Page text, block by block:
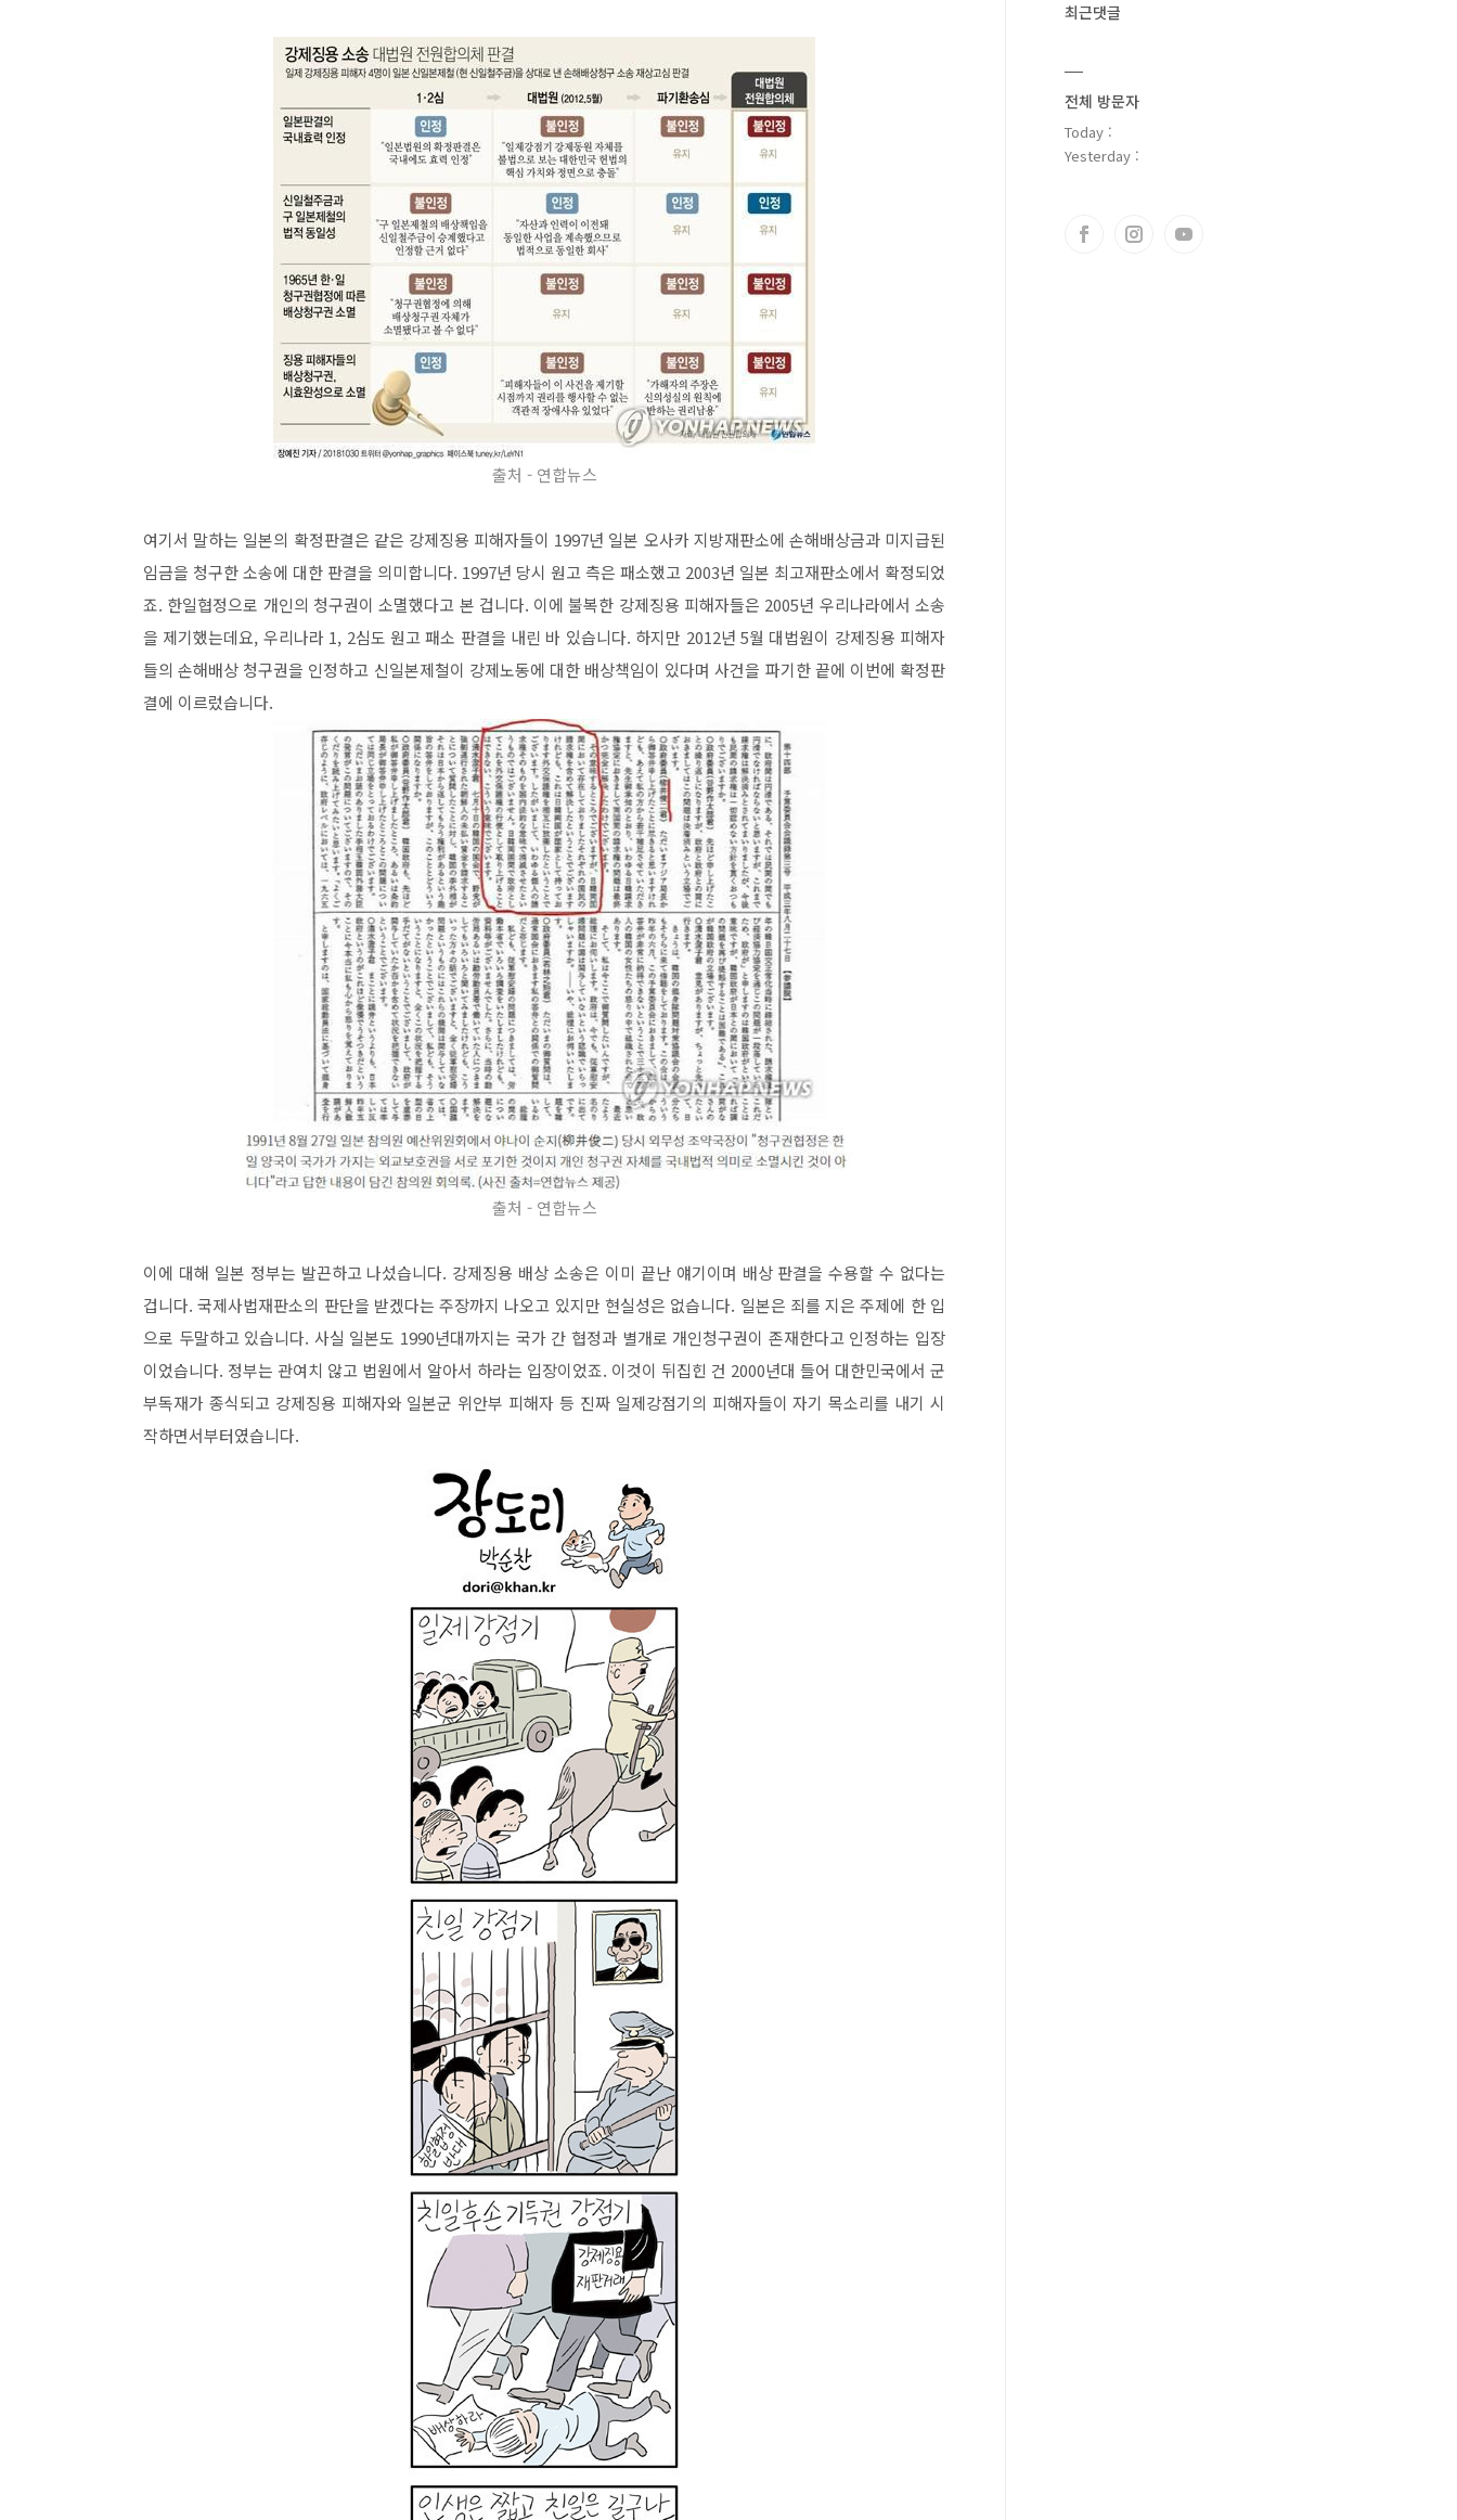
출처 - 연합뉴스
여기서 말하는 일본의 확정판결은 같은 강제징용 피해자들이 1997년 일본 오사카 지방재판소에 손해배상금과 미지급된
임금을 청구한 소송에 대한 판결을 의미합니다. 1997년 당시 원고 측은 패소했고 2003년 일본 최고재판소에서 확정되었
죠. 한일협정으로 개인의 청구권이 소멸했다고 본 겁니다. 이에 불복한 강제징용 피해자들은 2005년 우리나라에서 소송
을 제기했는데요, 우리나라 1, 2심도 원고 패소 판결을 내린 바 있습니다. 하지만 2012년 5월 대법원이 강제징용 피해자
들의 손해배상 청구권을 인정하고 신일본제철이 강제노동에 대한 배상책임이 있다며 사건을 파기한 끝에 이번에 확정판
결에 이르렀습니다.
출처 - 연합뉴스
이에 대해 일본 정부는 발끈하고 나섰습니다. 강제징용 배상 소송은 이미 끝난 얘기이며 배상 판결을 수용할 수 없다는
겁니다. 국제사법재판소의 판단을 받겠다는 주장까지 나오고 있지만 현실성은 없습니다. 일본은 죄를 지은 주제에 한 입
으로 두말하고 있습니다. 사실 일본도 1990년대까지는 국가 간 협정과 별개로 개인청구권이 존재한다고 인정하는 입장
이었습니다. 정부는 관여치 않고 법원에서 알아서 하라는 입장이었죠. 이것이 뒤집힌 건 2000년대 들어 대한민국에서 군
부독재가 종식되고 강제징용 피해자와 일본군 위안부 피해자 등 진짜 일제강점기의 피해자들이 자기 목소리를 내기 시
작하면서부터였습니다.
최근댓글
전체 방문자
Today :
Yesterday :